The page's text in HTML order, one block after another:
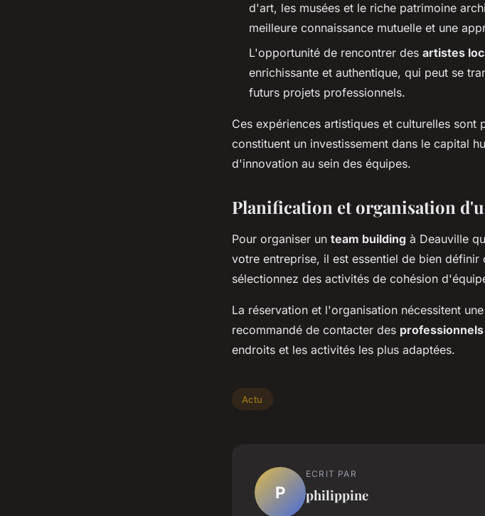
d'art, les musées et le riche patrimoine
meilleure connaissance mutuelle et une
L'opportunité de rencontrer des artistes
enrichissante et authentique, qui peut se
futurs projets professionnels.
Ces expériences artistiques et culturelles
constituent un investissement dans le capital
d'innovation au sein des équipes.
Planification et organisation
Pour organiser un team building à Deauville
votre entreprise, il est essentiel de bien
sélectionnez des activités de cohésion
La réservation et l'organisation nécessitent
recommandé de contacter des
endroits et les activités les plus adaptées.
Actu
P
ECRIT PAR
philippine